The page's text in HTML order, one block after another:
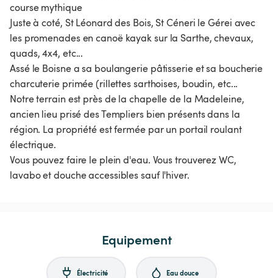
course mythique
Juste à coté, St Léonard des Bois, St Céneri le Gérei avec
les promenades en canoë kayak sur la Sarthe, chevaux,
quads, 4x4, etc...
Assé le Boisne a sa boulangerie pâtisserie et sa boucherie
charcuterie primée (rillettes sarthoises, boudin, etc...
Notre terrain est près de la chapelle de la Madeleine,
ancien lieu prisé des Templiers bien présents dans la
région. La propriété est fermée par un portail roulant
électrique.
Vous pouvez faire le plein d'eau. Vous trouverez WC,
lavabo et douche accessibles sauf l'hiver.
Equipement
Électricité Eau douce